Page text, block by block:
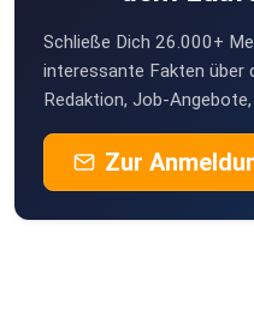
Schließe Dich 26.000+
interessante Fakten über
Redaktion, Job-
Zur